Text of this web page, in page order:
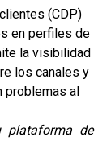
(CDP)
en perfiles de
la visibilidad
los canales y
problemas al
plataforma de